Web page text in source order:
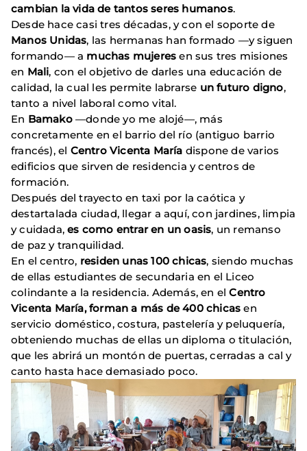
cambian la vida de tantos seres humanos.
Desde hace casi tres décadas, y con el soporte de
Manos Unidas, las hermanas han formado —y siguen
formando— a muchas mujeres en sus tres misiones
en Mali, con el objetivo de darles una educación de
calidad, la cual les permite labrarse un futuro digno,
tanto a nivel laboral como vital.
En Bamako—donde yo me alojé—, más
concretamente en el barrio del río (antiguo barrio
francés), el Centro Vicenta María dispone de varios
edificios que sirven de residencia y centros de
formación.
Después del trayecto en taxi por la caótica y
destartalada ciudad, llegar a aquí, con jardines, limpia
y cuidada,es como entrar en un oasis, un remanso
de paz y tranquilidad.
En el centro, residen unas 100 chicas, siendo muchas
de ellas estudiantes de secundaria en el Liceo
colindante a la residencia. Además, en elCentro
Vicenta María, forman a más de 400 chicas en
servicio doméstico, costura, pastelería y peluquería,
obteniendo muchas de ellas un diploma o titulación,
que les abrirá un montón de puertas, cerradas a cal y
canto hasta hace demasiado poco.